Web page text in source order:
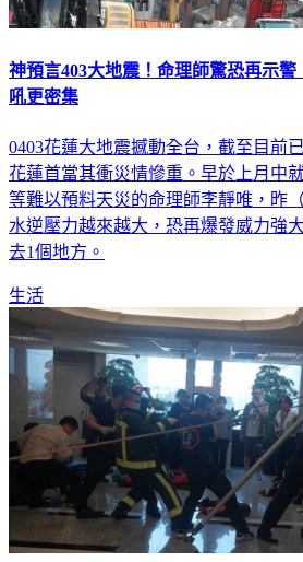
神預言403大地震！命理師驚恐再示
吼更密集
0403花蓮大地震撼動全台，截至目前
花蓮首當其衝災情慘重。早於上月中
等難以預料天災的命理師李靜唯，昨
水逆壓力越來越大，恐再爆發威力強
去1個地方。
生活